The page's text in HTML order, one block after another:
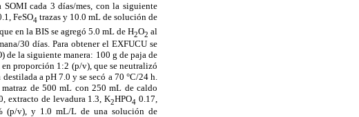
cada 3 días/mes, con la siguiente
FeSO4 trazas y 10.0 mL de solución de
en la BIS se agregó 5.0 mL de H2O2 al
30 días. Para obtener el EXFUCU se
la siguiente manera: 100 g de paja de
proporción 1:2 (p/v), que se neutralizó
a pH 7.0 y se secó a 70 °C/24 h.
de 500 mL con 250 mL de caldo
extracto de levadura 1.3, K2HPO4 0.17,
(p/v), y 1.0 mL/L de una solución de